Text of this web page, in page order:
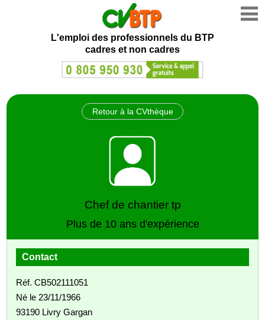
L'emploi des professionnels du BTP
cadres et non cadres
Retour à la CVthèque
Chef de chantier tp
Plus de 10 ans d'expérience
Contact
Réf. CB502111051
Né le 23/11/1966
93190 Livry Gargan